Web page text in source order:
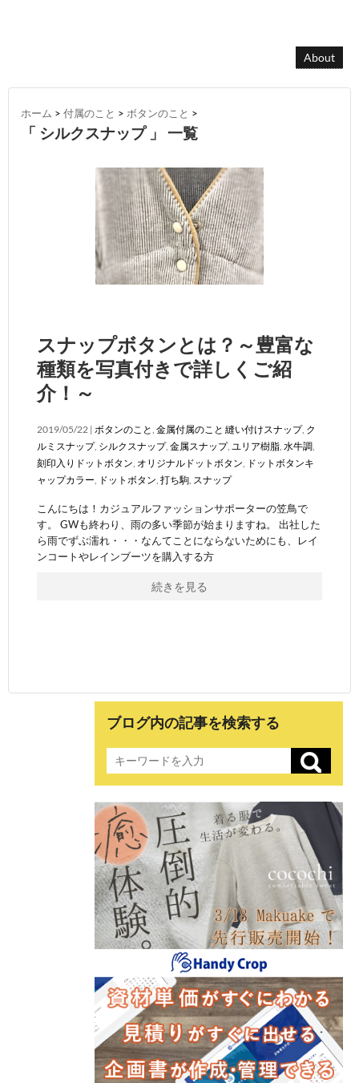
About
ホーム > 付属のこと > ボタンのこと >
「 シルクスナップ 」 一覧
スナップボタンとは？～豊富な
種類を写真付きで詳しくご紹
介！～
2019/05/22 | ボタンのこと, 金属付属のこと 縫い付けスナップ, ク
ルミスナップ, シルクスナップ, 金属スナップ, ユリア樹脂, 水牛調,
刻印入りドットボタン, オリジナルドットボタン, ドットボタンキ
ャップカラー, ドットボタン, 打ち駒, スナップ
こんにちは！カジュアルファッションサポーターの笠鳥で
す。 GWも終わり、雨の多い季節が始まりますね。 出社した
ら雨でずぶ濡れ・・・なんてことにならないためにも、レイ
ンコートやレインブーツを購入する方
続きを見る
ブログ内の記事を検索する